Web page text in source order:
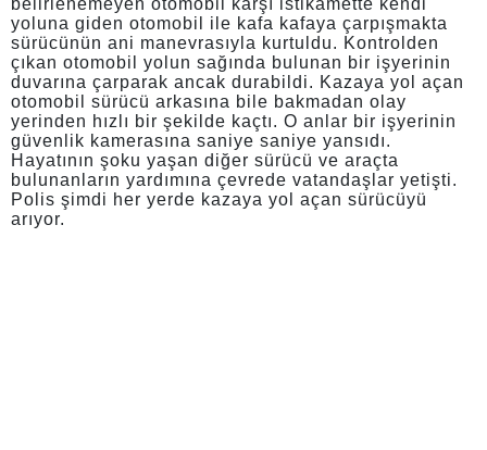
yoluna giden otomobil ile kafa kafaya çarpışmakta
sürücünün ani manevrasıyla kurtuldu. Kontrolden
çıkan otomobil yolun sağında bulunan bir işyerinin
duvarına çarparak ancak durabildi. Kazaya yol açan
otomobil sürücü arkasına bile bakmadan olay
yerinden hızlı bir şekilde kaçtı. O anlar bir işyerinin
güvenlik kamerasına saniye saniye yansıdı.
Hayatının şoku yaşan diğer sürücü ve araçta
bulunanların yardımına çevrede vatandaşlar yetişti.
Polis şimdi her yerde kazaya yol açan sürücüyü
arıyor.